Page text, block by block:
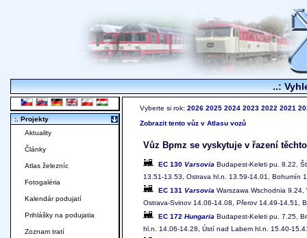
..:
Vyberte si rok: 2026 2025 2024 2023 2022 2021
Zobrazit tento vůz v Atlasu vozů
Vůz Bpmz se vyskytuje v řazení
EC 130 Varsovia Budapest-Keleti pu. 8.22,
13.51-13.53, Ostrava hl.n. 13.59-14.01, Bohumín
EC 131 Varsovia Warszawa Wschodnia
Ostrava-Svinov 14.06-14.08, Přerov 14.49-14.51,
EC 172 Hungaria Budapest-Keleti pu. 7.25,
hl.n. 14.06-14.28, Ústí nad Labem hl.n. 15.40-
:. Projekty
Aktuality
Články
Atlas železníc
Fotogaléria
Kalendár podujatí
Prihlášky na podujatia
Zoznam tratí